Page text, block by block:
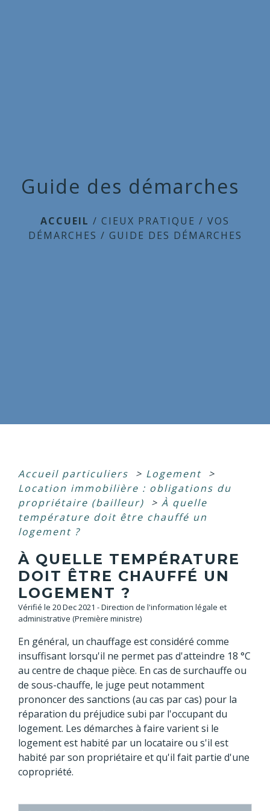
Guide des démarches
ACCUEIL / CIEUX PRATIQUE / VOS
DÉMARCHES / GUIDE DES DÉMARCHES
Accueil particuliers > Logement >
Location immobilière : obligations du
propriétaire (bailleur)
> À quelle
température doit être chauffé un
logement ?
À QUELLE TEMPÉRATURE
DOIT ÊTRE CHAUFFÉ UN
LOGEMENT ?
Vérifié le 20 Dec 2021 - Direction de l'information légale et
administrative (Première ministre)
En général, un chauffage est considéré comme
insuffisant lorsqu'il ne permet pas d'atteindre 18 °C
au centre de chaque pièce. En cas de surchauffe ou
de sous-chauffe, le juge peut notamment
prononcer des sanctions (au cas par cas) pour la
réparation du préjudice subi par l'occupant du
logement. Les démarches à faire varient si le
logement est habité par un locataire ou s'il est
habité par son propriétaire et qu'il fait partie d'une
copropriété.